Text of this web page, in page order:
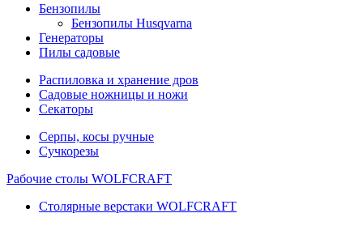
Бензопилы
Бензопилы Husqvarna
Генераторы
Пилы садовые
Распиловка и хранение дров
Садовые ножницы и ножи
Секаторы
Серпы, косы ручные
Сучкорезы
Рабочие столы WOLFCRAFT
Столярные верстаки WOLFCRAFT